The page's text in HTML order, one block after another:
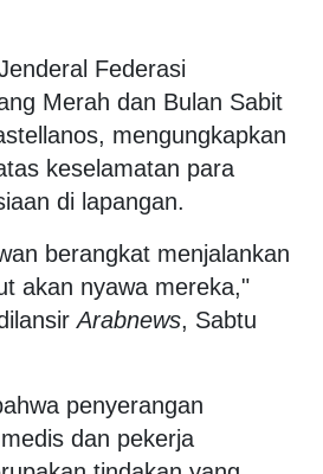
Federasi
Merah dan Bulan Sabit
mengungkapkan
keselamatan para
di lapangan.
berangkat menjalankan
akan nyawa mereka,"
Arabnews, Sabtu
penyerangan
dan pekerja